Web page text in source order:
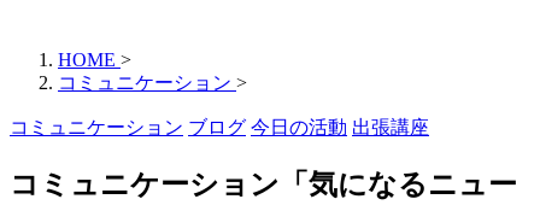
HOME >
コミュニケーション >
コミュニケーション ブログ 今日の活動 出張講座
コミュニケーション「気になるニュー